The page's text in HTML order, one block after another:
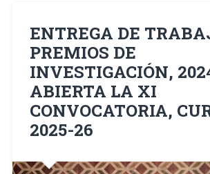
ENTREGA DE
PREMIOS DE
INVESTIGACIÓN,
ABIERTA LA XI
CONVOCATORIA,
2025-26